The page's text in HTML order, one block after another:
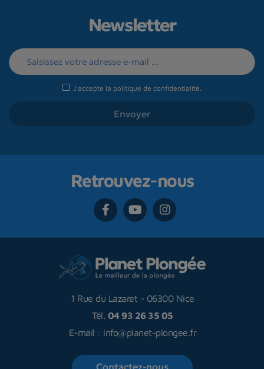
Newsletter
J'accepte la politique de confidentialité.
Retrouvez-nous
1 Rue du Lazaret - 06300 Nice
Tél. 04 93 26 35 05
E-mail : info@planet-plongee.fr